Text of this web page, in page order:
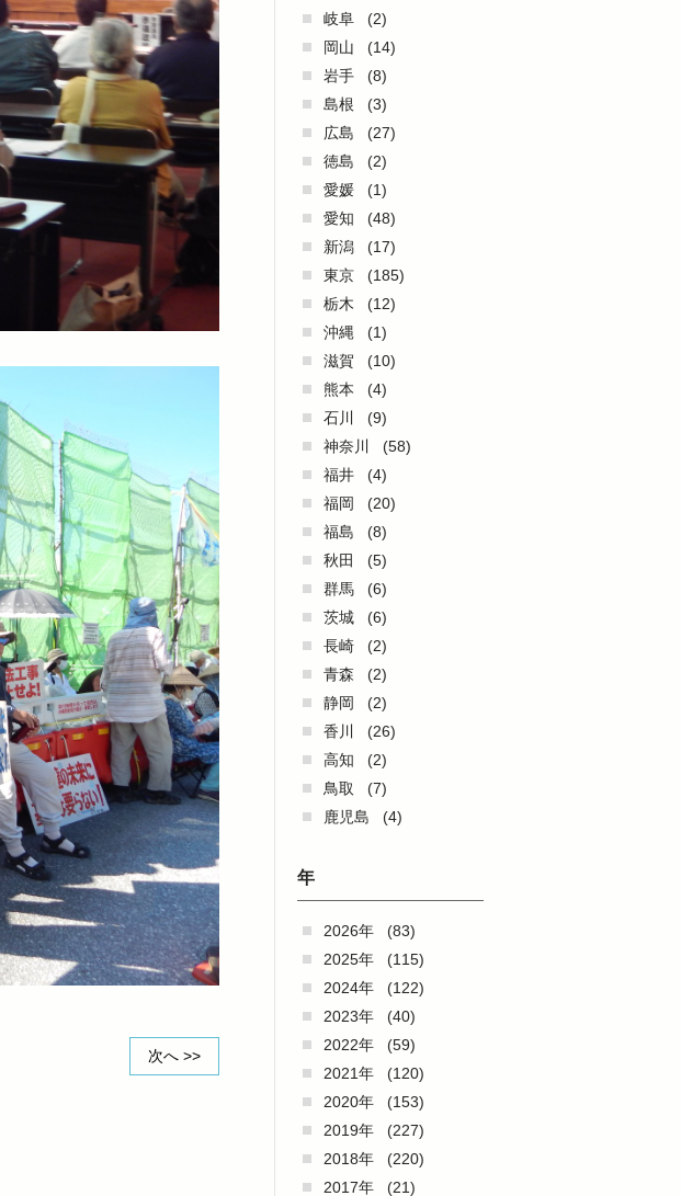
次へ >>
岐阜
(2)
岡山
(14)
岩手
(8)
島根
(3)
広島
(27)
徳島
(2)
愛媛
(1)
愛知
(48)
新潟
(17)
東京
(185)
栃木
(12)
沖縄
(1)
滋賀
(10)
熊本
(4)
石川
(9)
神奈川
(58)
福井
(4)
福岡
(20)
福島
(8)
秋田
(5)
群馬
(6)
茨城
(6)
長崎
(2)
青森
(2)
静岡
(2)
香川
(26)
高知
(2)
鳥取
(7)
鹿児島
(4)
年
2026年
(83)
2025年
(115)
2024年
(122)
2023年
(40)
2022年
(59)
2021年
(120)
2020年
(153)
2019年
(227)
2018年
(220)
2017年
(21)